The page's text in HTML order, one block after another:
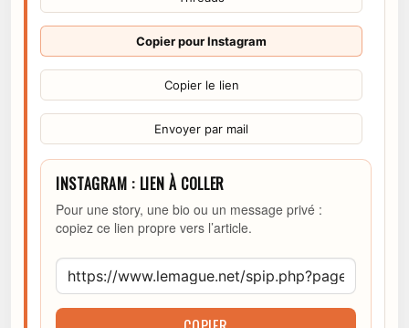
Copier pour Instagram
Copier le lien
Envoyer par mail
INSTAGRAM : LIEN À COLLER
Pour une story, une bio ou un message privé :
copiez ce lien propre vers l’article.